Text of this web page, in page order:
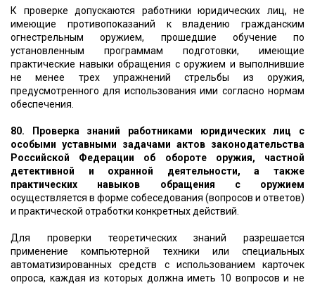
К проверке допускаются работники юридических лиц, не
имеющие противопоказаний к владению гражданским
огнестрельным оружием, прошедшие обучение по
установленным программам подготовки, имеющие
практические навыки обращения с оружием и выполнившие
не менее трех упражнений стрельбы из оружия,
предусмотренного для использования ими согласно нормам
обеспечения.
80. Проверка знаний работниками юридических лиц с
особыми уставными задачами актов законодательства
Российской Федерации об обороте оружия, частной
детективной и охранной деятельности, а также
практических навыков обращения с оружием
осуществляется в форме собеседования (вопросов и ответов)
и практической отработки конкретных действий.
Для проверки теоретических знаний разрешается
применение компьютерной техники или специальных
автоматизированных средств с использованием карточек
опроса, каждая из которых должна иметь 10 вопросов и не